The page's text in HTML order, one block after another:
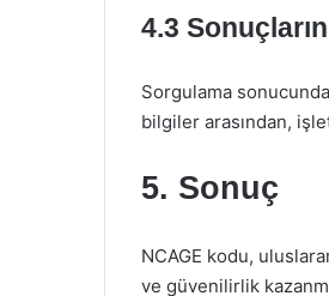
4.3
Sorgulama
bilgiler arasından,
5. Sonuç
NCAGE kodu,
ve güvenilirlik